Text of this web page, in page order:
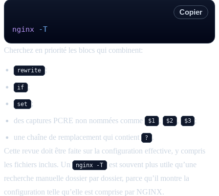
nginx -T
Copier
Cherchez en priorité les blocs qui combinent:
rewrite ;
if ;
set ;
des captures PCRE non nommées comme $1 , $2 , $3 ;
une chaîne de remplacement qui contient ?
.
Cette revue doit être faite sur la configuration effective, y compris
les fichiers inclus. Un
nginx -T est souvent plus utile qu’une
recherche manuelle dossier par dossier, parce qu’il montre la
configuration telle qu’elle est comprise par NGINX.